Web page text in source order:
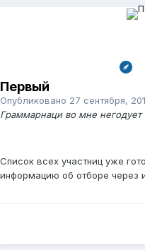
Первый
Опубликовано 27 сентября,
Граммарнаци во мне негодует
Список всех участниц уже
информацию об отборе через